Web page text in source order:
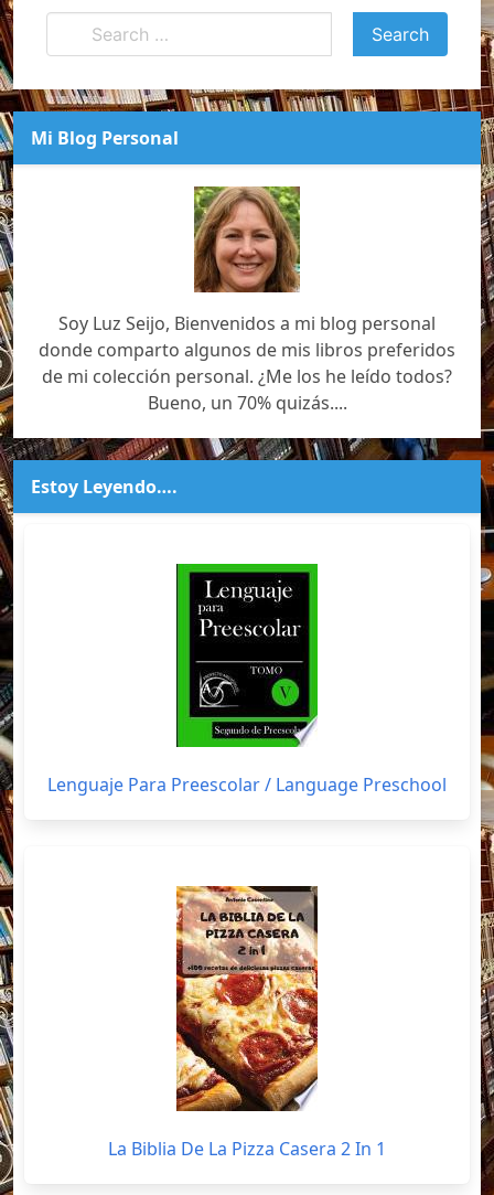
Mi Blog Personal
Soy Luz Seijo, Bienvenidos a mi blog personal
donde comparto algunos de mis libros preferidos
de mi colección personal. ¿Me los he leído todos?
Bueno, un 70% quizás....
Estoy Leyendo….
Lenguaje Para Preescolar / Language Preschool
La Biblia De La Pizza Casera 2 In 1